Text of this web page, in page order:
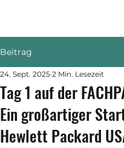
Beitrag
Tag 1 auf der
Ein großartiger
Hewlett Packard
24. Sept. 2025 2 Min. Lesezeit